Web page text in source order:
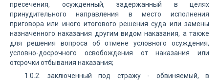
пресечения, осужденный, задержанный в целях
принудительного направления в место исполнения
приговора или иного итогового решения суда или замены
назначенного наказания другим видом наказания, а также
для решения вопроса об отмене условного осуждения,
условно-досрочного освобождения от наказания или
отсрочки отбывания наказания;
1.0.2. заключенный под стражу - обвиняемый, в